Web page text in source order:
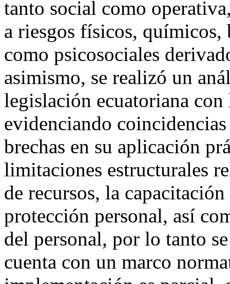
tanto social como
a riesgos físicos,
como psicosociales
asimismo, se realizó un
legislación ecuatoriana con
evidenciando
brechas en su aplicación
limitaciones estructurales
de recursos, la
protección personal, así
del personal, por lo tanto
cuenta con un marco